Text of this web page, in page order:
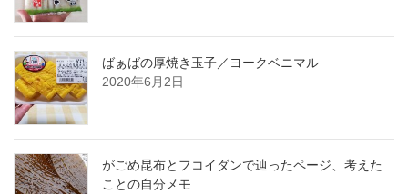
ばぁばの厚焼き玉子／ヨークベニマル
2020年6月2日
がごめ昆布とフコイダンで辿ったページ、考えた
ことの自分メモ